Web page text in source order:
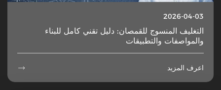
2026-04-03
التغليف المنسوج للقمصان: دليل تقني كامل للبناء
والمواصفات والتطبيقات
اعرف المزيد 